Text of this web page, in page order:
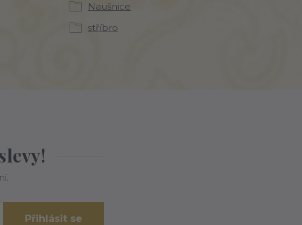
Naušnice
stříbro
Přihlásit se